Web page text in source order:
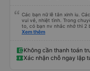
Các bạn nữ lễ tân xinh iu.
vui vẻ, nhiệt tình. Trong chuyến đi của mình có 2 gia đình bác lớn tuổi nc khá
to, có bạn nv nhắc nhở thì 2
xấu thì mình ngược lại nha.
bạn ấy nha. Nếu bạn ấy bị
trợ ạ. Số mình đuôi 666,
iu còn đổi cho mình phòng
Xem thêm
Không cần thanh toán
Xác nhận chỗ ngay lập